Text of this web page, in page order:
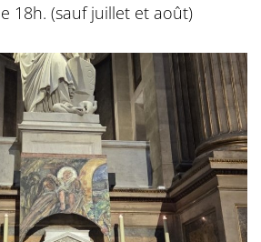
18h. (sauf juillet et août)